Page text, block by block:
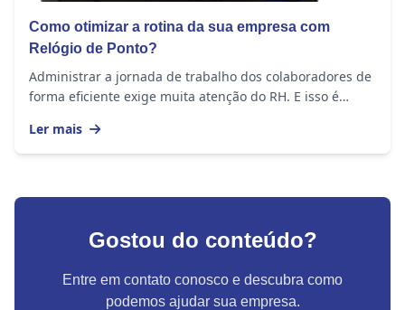
Como otimizar a rotina da sua empresa com
Relógio de Ponto?
Administrar a jornada de trabalho dos colaboradores de
forma eficiente exige muita atenção do RH. E isso é
Ler mais
Gostou do conteúdo?
Entre em contato conosco e descubra como
podemos ajudar sua empresa.